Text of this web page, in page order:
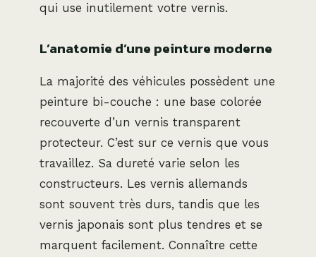
qui use inutilement votre vernis.
L’anatomie d’une peinture moderne
La majorité des véhicules possèdent une
peinture bi-couche : une base colorée
recouverte d’un vernis transparent
protecteur. C’est sur ce vernis que vous
travaillez. Sa dureté varie selon les
constructeurs. Les vernis allemands
sont souvent très durs, tandis que les
vernis japonais sont plus tendres et se
marquent facilement. Connaître cette